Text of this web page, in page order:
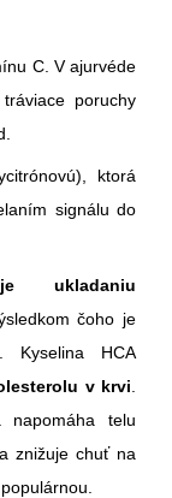
C. V ajurvéde
poruchy
ktorá
signálu do
ukladaniu
čoho je
Kyselina HCA
v krvi
telu
znižuje chuť na